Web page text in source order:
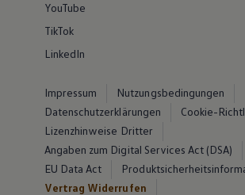
YouTube
TikTok
LinkedIn
Impressum
Nutzungsbedingungen
Datenschutzerklärungen
Cookie-
Lizenzhinweise Dritter
Angaben zum Digital Services Act (DSA)
EU Data Act
Vertrag Widerrufen